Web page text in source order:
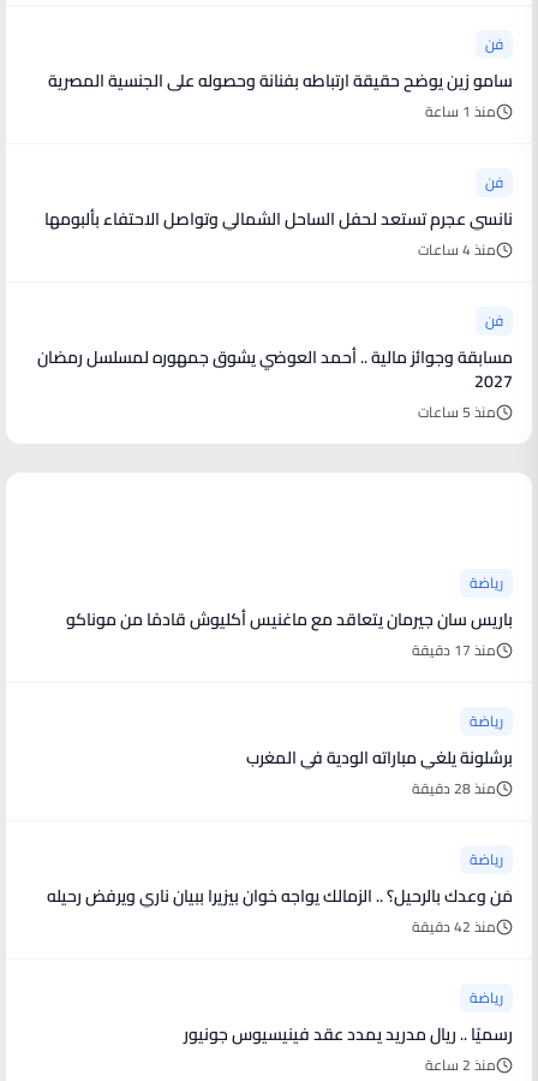
فن
سامو زين يوضح حقيقة ارتباطه بفنانة وحصوله على الجنسية المصرية
منذ 1 ساعة
فن
نانسي عجرم تستعد لحفل الساحل الشمالي وتواصل الاحتفاء بألبومها
منذ 4 ساعات
فن
مسابقة وجوائز مالية .. أحمد العوضي يشوق جمهوره لمسلسل رمضان
2027
منذ 5 ساعات
رياضة
باريس سان جيرمان يتعاقد مع ماغنيس أكليوش قادمًا من موناكو
منذ 17 دقيقة
رياضة
برشلونة يلغي مباراته الودية في المغرب
منذ 28 دقيقة
رياضة
مَن وعدك بالرحيل؟ .. الزمالك يواجه خوان بيزيرا ببيان ناري ويرفض رحيله
منذ 42 دقيقة
رياضة
رسميًا .. ريال مدريد يمدد عقد فينيسيوس جونيور
منذ 2 ساعة